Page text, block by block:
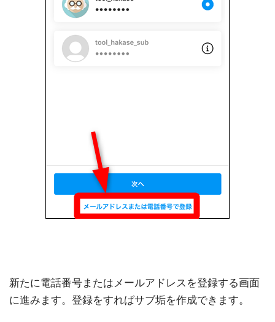
新たに電話番号またはメールアドレスを登録する画面
に進みます。登録をすればサブ垢を作成できます。